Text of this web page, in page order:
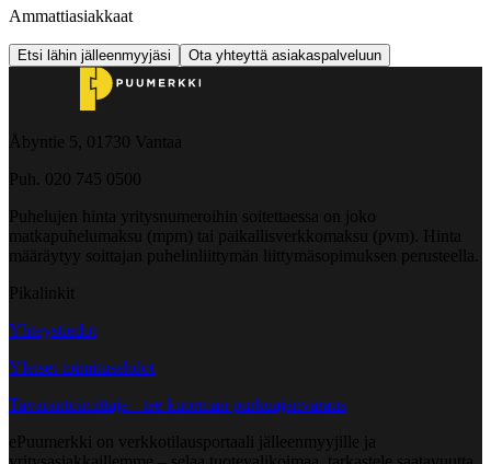
Ammattiasiakkaat
Etsi lähin jälleenmyyjäsi Ota yhteyttä asiakaspalveluun
Åbyntie 5, 01730 Vantaa
Puh. 020 745 0500
Puhelujen hinta yritysnumeroihin soitettaessa on joko
matkapuhelumaksu (mpm) tai paikallisverkkomaksu (pvm). Hinta
määräytyy soittajan puhelinliittymän liittymäsopimuksen perusteella.
Pikalinkit
Yhteystiedot
Yleiset toimitusehdot
Tavarantoimittaja - tee kuorman purkuajanvaraus
ePuumerkki on verkkotilausportaali jälleenmyyjille ja